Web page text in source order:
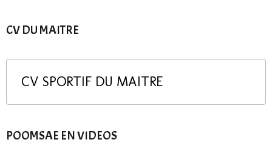
CV DU MAITRE
CV SPORTIF DU MAITRE
POOMSAE EN VIDEOS